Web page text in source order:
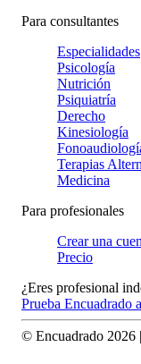
Para consultantes
Especialidades
Psicología
Nutrición
Psiquiatría
Derecho
Kinesiología
Terapias
Medicina
Para profesionales
Crear una
Precio
¿Eres profesional
Prueba Encuadrado
© Encuadrado 2026